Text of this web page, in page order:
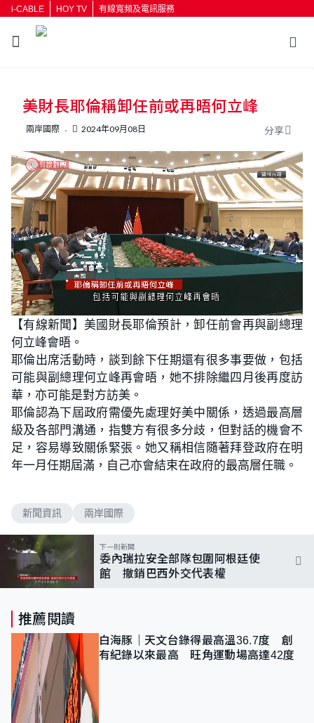
i-CABLE HOY TV 有線寬頻及電訊服務
按輸入鍵開始搜尋
美財長耶倫稱卸任前或再晤何立峰
兩岸國際 2024年09月08日 分享
n
m
t
e
o
a
d
:
1
0
0
0
%
【有線新聞】美國財長耶倫預計，卸任前會再與副總理
何立峰會晤。
耶倫出席活動時，談到餘下任期還有很多事要做，包括
可能與副總理何立峰再會晤，她不排除繼四月後再度訪
華，亦可能是對方訪美。
耶倫認為下屆政府需優先處理好美中關係，透過最高層
級及各部門溝通，指雙方有很多分歧，但對話的機會不
足，容易導致關係緊張。她又稱相信隨著拜登政府在明
年一月任期屆滿，自己亦會結束在政府的最高層任職。
新聞資訊 兩岸國際
下一則新聞
委內瑞拉安全部隊包圍阿根廷使
館 撤銷巴西外交代表權
推薦閱讀
白海豚｜天文台錄得最高溫36.7度 創
有紀錄以來最高 旺角運動場高達42度